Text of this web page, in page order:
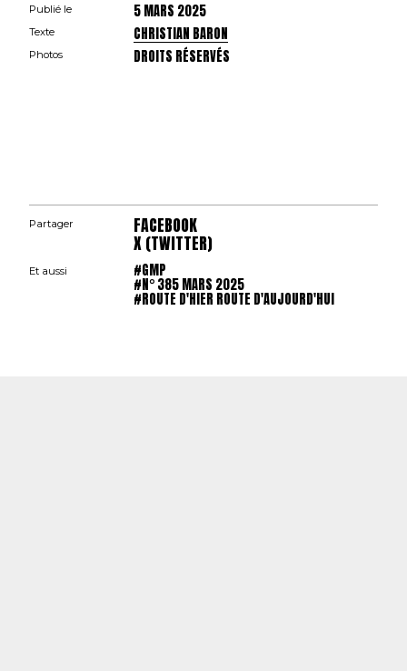
Publié le 5 MARS 2025
Texte CHRISTIAN BARON
Photos DROITS RÉSERVÉS
Partager FACEBOOK
X (TWITTER)
Et aussi #GMP
#N° 385 MARS 2025
#ROUTE D'HIER ROUTE D'AUJOURD'HUI